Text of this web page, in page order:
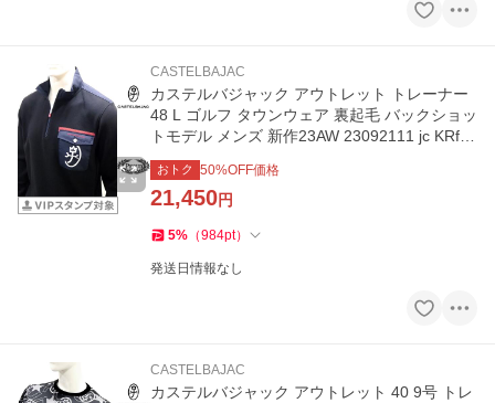
CASTELBAJAC
カステルバジャック アウトレット トレーナー
48 L ゴルフ タウンウェア 裏起毛 バックショッ
トモデル メンズ 新作23AW 23092111 jc KRf m
7213370122
おトク 50%OFF価格
21,450円
5% （984pt）
発送日情報なし
CASTELBAJAC
カステルバジャック アウトレット 40 9号 トレ